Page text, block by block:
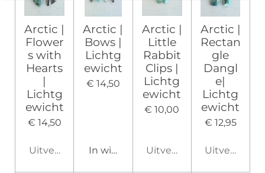
Arctic |
Flower
s with
Hearts
|
Lichtg
ewicht
€ 14,50
Uitverkocht
Arctic |
Bows |
Lichtg
ewicht
€ 14,50
In winkelwagen
Arctic |
Little
Rabbit
Clips |
Lichtg
ewicht
€ 10,00
Uitverkocht
Arctic |
Rectan
gle
Dangl
e|
Lichtg
ewicht
€ 12,95
Uitverkocht